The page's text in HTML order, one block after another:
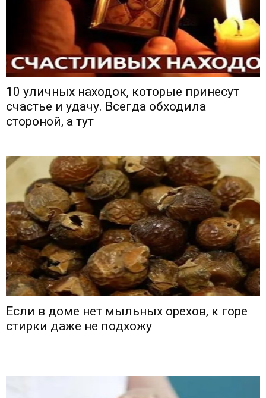
10 уличных находок, которые принесут
счастье и удачу. Всегда обходила
стороной, а тут
Если в доме нет мыльных орехов, к горе
стирки даже не подхожу